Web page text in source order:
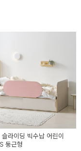
라이딩 빅수납 어린이
둥근형